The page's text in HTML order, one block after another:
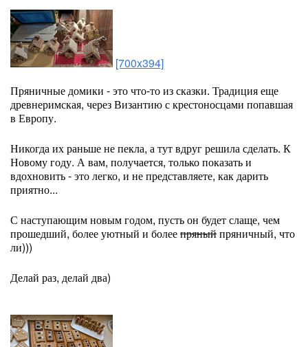
[700x394]
Пряничные домики - это что-то из сказки. Традиция еще
древнеримская, через Византию с крестоносцами попавшая
в Европу.
Никогда их раньше не пекла, а тут вдруг решила сделать. К
Новому году. А вам, получается, только показать и
вдохновить - это легко, и не представляете, как дарить
приятно...
С наступающим новым годом, пусть он будет слаще, чем
прошедший, более уютный и болеепряныйпряничный, что
ли)))
Делай раз, делай два)